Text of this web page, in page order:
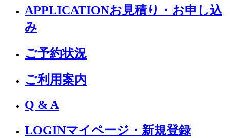
APPLICATIONお見積り・お申し込
み
ご予約状況
ご利用案内
Q & A
LOGINマイページ・新規登録